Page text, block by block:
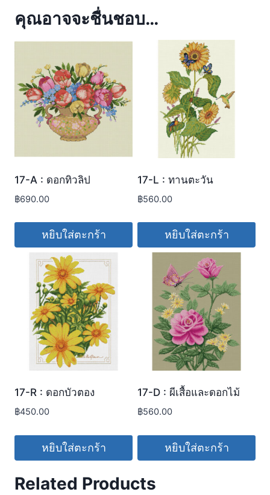
คุณอาจจะชื่นชอบ…
17-A : ดอกทิวลิป
฿690.00
หยิบใส่ตะกร้า
17-L : ทานตะวัน
฿560.00
หยิบใส่ตะกร้า
17-R : ดอกบัวตอง
฿450.00
หยิบใส่ตะกร้า
17-D : ผีเสื้อและดอกไม้
฿560.00
หยิบใส่ตะกร้า
Related Products